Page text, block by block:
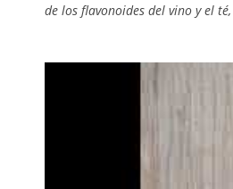
de los flavonoides del vino y el